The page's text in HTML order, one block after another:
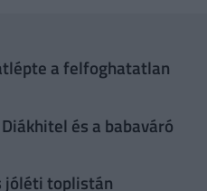
a felfoghatatlan
és a babaváró
jóléti toplistán